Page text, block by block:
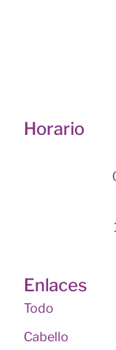
Horario
Enlaces
Todo
Cabello